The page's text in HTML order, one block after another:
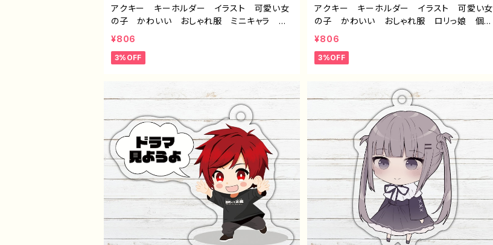
アクキー キーホルダー イラスト 可愛い女
の子 かわいい おしゃれ服 ミニキャラ 黒
髪 ロングヘア 白タイツ 個性的 おすす
絵師 オリジナル デザイン グッズ アクリ
作：つるせ E-4
¥806
3%OFF
アクキー キーホルダー イラスト 可愛い女
の子 かわいい おしゃれ服 ロリっ娘 個性
的 おすすめ ミニキャラ 人気 イラストレ
ザイン グッズ アクリルキーホルダー タイト
¥806
3%OFF